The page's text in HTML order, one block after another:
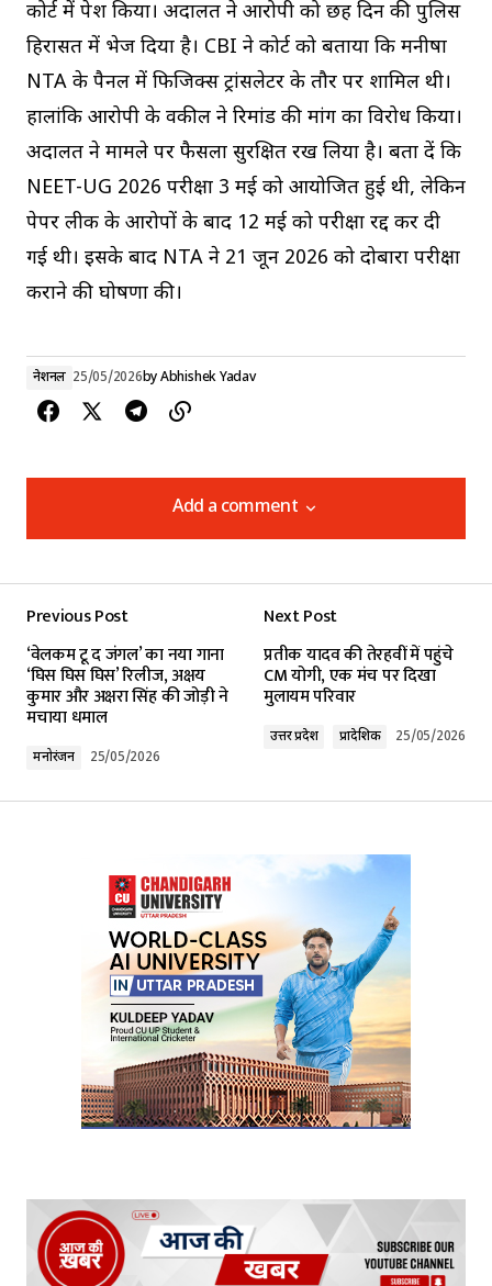
कोर्ट में पेश किया। अदालत ने आरोपी को छह दिन की पुलिस
हिरासत में भेज दिया है। CBI ने कोर्ट को बताया कि मनीषा
NTA के पैनल में फिजिक्स ट्रांसलेटर के तौर पर शामिल थी।
हालांकि आरोपी के वकील ने रिमांड की मांग का विरोध किया।
अदालत ने मामले पर फैसला सुरक्षित रख लिया है। बता दें कि
NEET-UG 2026 परीक्षा 3 मई को आयोजित हुई थी, लेकिन
पेपर लीक के आरोपों के बाद 12 मई को परीक्षा रद्द कर दी
गई थी। इसके बाद NTA ने 21 जून 2026 को दोबारा परीक्षा
कराने की घोषणा की।
नेशनल 25/05/2026byAbhishek Yadav
Add a comment
Add a comment
Required fields are marked*
Comment
Your E-mail*
Submit Comment
Previous Post
‘वेलकम टू द जंगल’ का नया गाना
‘घिस घिस घिस’ रिलीज, अक्षय
कुमार और अक्षरा सिंह की जोड़ी ने
मचाया धमाल
मनोरंजन 25/05/2026
Next Post
प्रतीक यादव की तेरहवीं में पहुंचे
CM योगी, एक मंच पर दिखा
मुलायम परिवार
उत्तर प्रदेश प्रादेशिक 25/05/2026